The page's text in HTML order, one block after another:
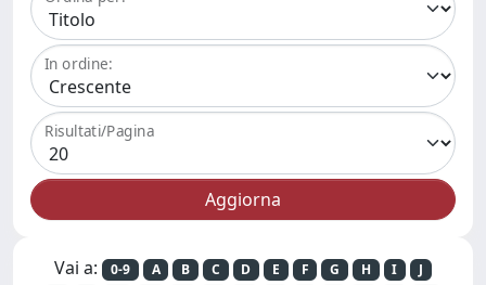
In ordine:
Risultati/Pagina
Vai a: 0-9 A B C D E F G H I
J